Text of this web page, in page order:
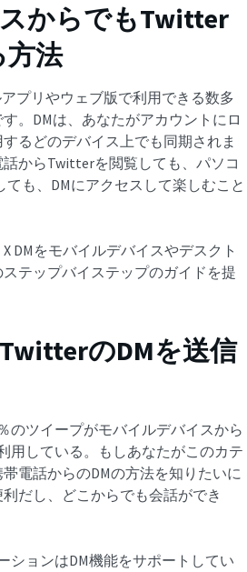
からでもTwitter
方法
プリやウェブ版で利用できる数多
。DMは、あなたがアカウントにロ
るどのデバイス上でも同期されま
からTwitterを閲覧しても、パソコ
も、DMにアクセスして楽しむこと
DMをモバイルデバイスやデスクト
テップバイステップのガイドを提
のDMを送信
のツイープがモバイルデバイスから
用している。もしあなたがこのカテ
電話からのDMの方法を知りたいに
だし、どこからでも会話ができ
ションはDM機能をサポートしてい